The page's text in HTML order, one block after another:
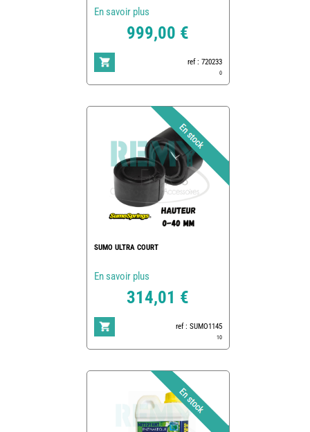
En savoir plus
999,00 €
ref : 720233
0
SUMO ULTRA COURT
En savoir plus
314,01 €
ref : SUMO1145
10